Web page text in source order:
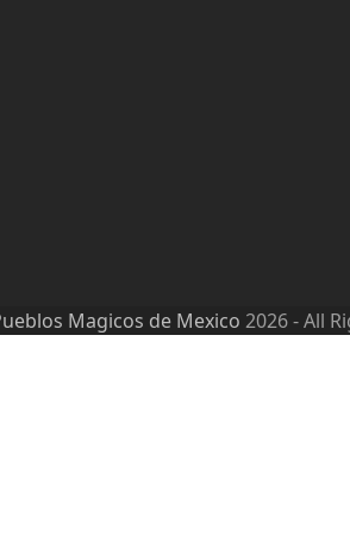
Magicos de Mexico 2026 - All